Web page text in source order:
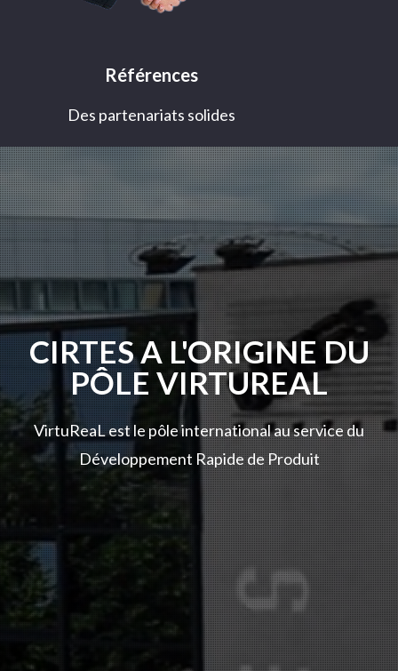
Références
Des partenariats solides
CIRTES A L'ORIGINE DU
PÔLE VIRTUREAL
VirtuReaL est le pôle international au service du
Développement Rapide de Produit